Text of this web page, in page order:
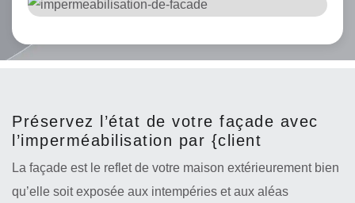
Préservez l’état de votre façade avec
l’imperméabilisation par {client
La façade est le reflet de votre maison extérieurement bien
qu’elle soit exposée aux intempéries et aux aléas